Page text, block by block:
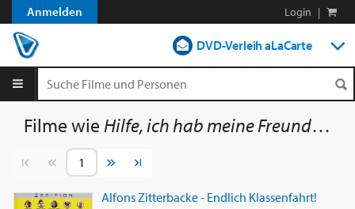
Anmelden Login |
DVD-Verleih aLaCarte
Streamen
Filme wieHilfe, ich hab meine Freunde geschrumpft
Vorherige SeiteNächste Seite
Alfons Zitterbacke - Endlich Klassenfahrt!